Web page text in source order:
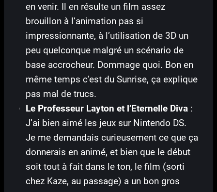
en venir. Il en résulte un film assez
brouillon à l’animation pas si
impressionnante, à l’utilisation de 3D un
peu quelconque malgré un scénario de
base accrocheur. Dommage quoi. Bon en
même temps c’est du Sunrise, ça explique
pas mal de trucs.
Le Professeur Layton et l’Eternelle Diva :
J’ai bien aimé les jeux sur Nintendo DS.
Je me demandais curieusement ce que ça
donnerais en animé, et bien que le début
soit tout à fait dans le ton, le film (sorti
chez Kaze, au passage) a un bon gros